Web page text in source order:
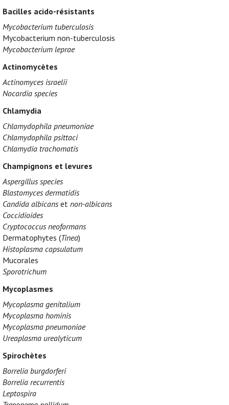
Bacilles acido-résistants
Mycobacterium tuberculosis
Mycobacterium non-tuberculosis
Mycobacterium leprae
Actinomycètes
Actinomyces israelii
Nocardia species
Chlamydia
Chlamydophila pneumoniae
Chlamydophila psittaci
Chlamydia trachomatis
Champignons et levures
Aspergillus species
Blastomyces dermatidis
Candida albicans et non-albicans
Coccidioides
Cryptococcus neoformans
Dermatophytes (Tinea)
Histoplasma capsulatum
Mucorales
Sporotrichum
Mycoplasmes
Mycoplasma genitalium
Mycoplasma hominis
Mycoplasma pneumoniae
Ureaplasma urealyticum
Spirochètes
Borrelia burgdorferi
Borrelia recurrentis
Leptospira